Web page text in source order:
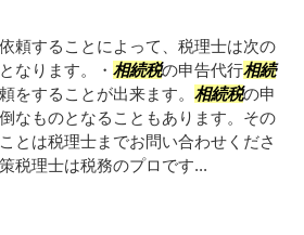
頼することによって、税理士は次の
なります。・ 相続税の申告代行相続
をすることが出来ます。 相続税の申
なものとなることもあります。その
とは税理士までお問い合わせくださ
税理士は税務のプロです...